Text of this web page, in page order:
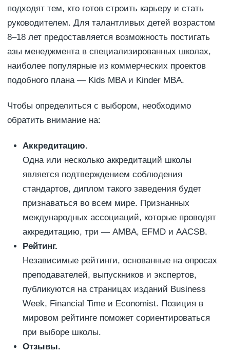
подходят тем, кто готов строить карьеру и стать
руководителем. Для талантливых детей возрастом
8–18 лет предоставляется возможность постигать
азы менеджмента в специализированных школах,
наиболее популярные из коммерческих проектов
подобного плана — Kids MBA и Kinder MBA.
Чтобы определиться с выбором, необходимо
обратить внимание на:
Аккредитацию.
Одна или несколько аккредитаций школы
является подтверждением соблюдения
стандартов, диплом такого заведения будет
признаваться во всем мире. Признанных
международных ассоциаций, которые проводят
аккредитацию, три — AMBA, EFMD и AACSB.
Рейтинг.
Независимые рейтинги, основанные на опросах
преподавателей, выпускников и экспертов,
публикуются на страницах изданий Business
Week, Financial Time и Economist. Позиция в
мировом рейтинге поможет сориентироваться
при выборе школы.
Отзывы.